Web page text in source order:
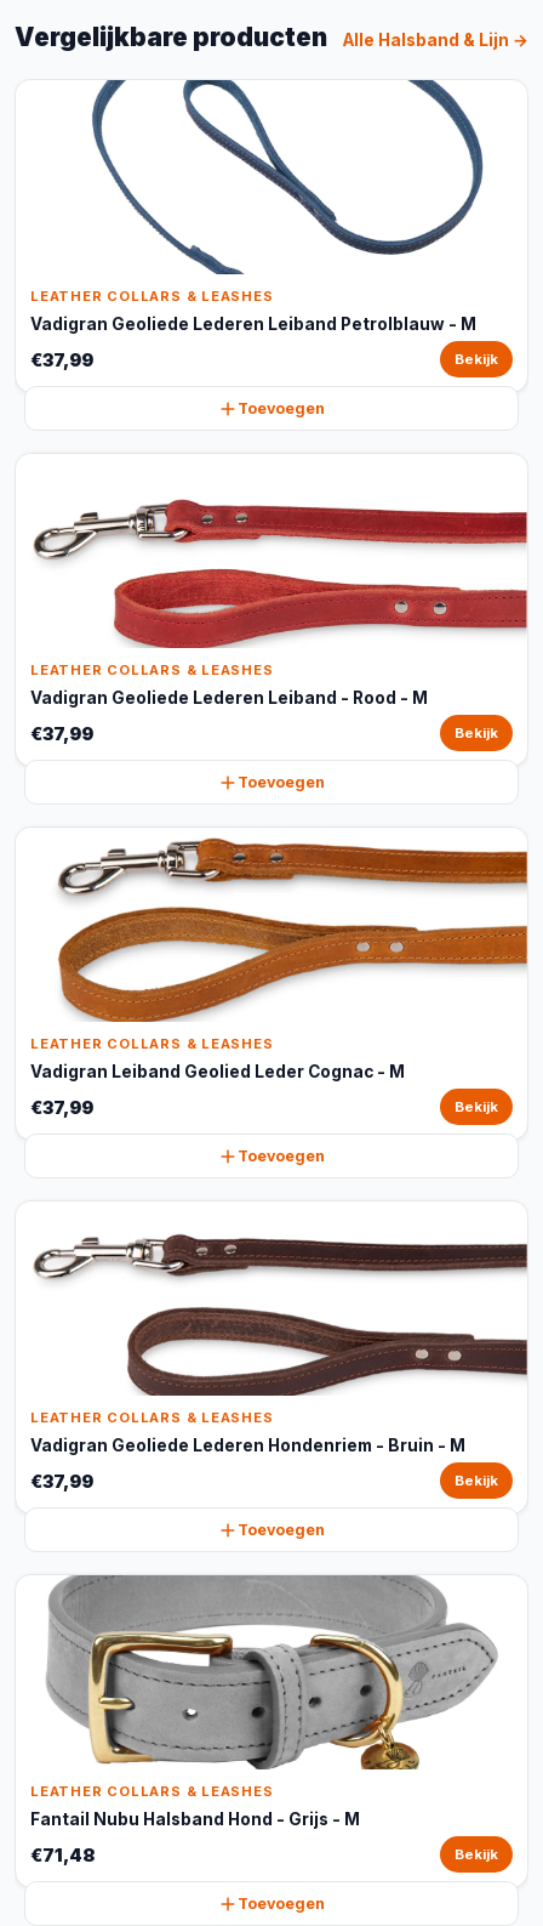
Vergelijkbare producten Alle Halsband & Lijn →
LEATHER COLLARS & LEASHES
Vadigran Geoliede Lederen Leiband Petrolblauw - M
€37,99 Bekijk
Toevoegen
LEATHER COLLARS & LEASHES
Vadigran Geoliede Lederen Leiband - Rood - M
€37,99 Bekijk
Toevoegen
LEATHER COLLARS & LEASHES
Vadigran Leiband Geolied Leder Cognac - M
€37,99 Bekijk
Toevoegen
LEATHER COLLARS & LEASHES
Vadigran Geoliede Lederen Hondenriem - Bruin - M
€37,99 Bekijk
Toevoegen
LEATHER COLLARS & LEASHES
Fantail Nubu Halsband Hond - Grijs - M
€71,48 Bekijk
Toevoegen